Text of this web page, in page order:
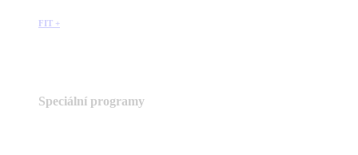
FIT +
Speciální programy